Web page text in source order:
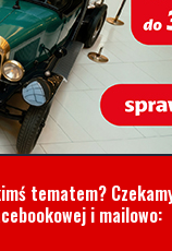
tematem?
i mailowo: